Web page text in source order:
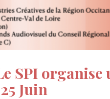
SPI
Juin